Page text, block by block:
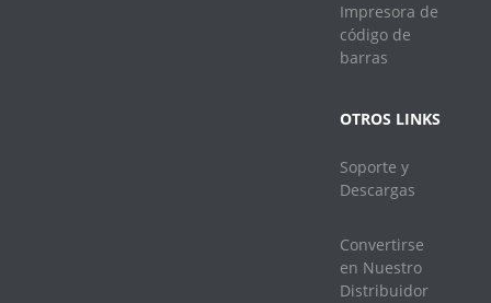
Impresora de
código de
barras
OTROS LINKS
Soporte y
Descargas
Convertirse
en Nuestro
Distribuidor